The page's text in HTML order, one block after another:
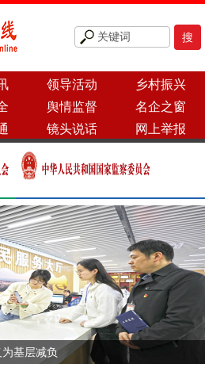
领导活动
乡村振兴
舆情监督
名企之窗
镜头说话 网上举报
基层减负